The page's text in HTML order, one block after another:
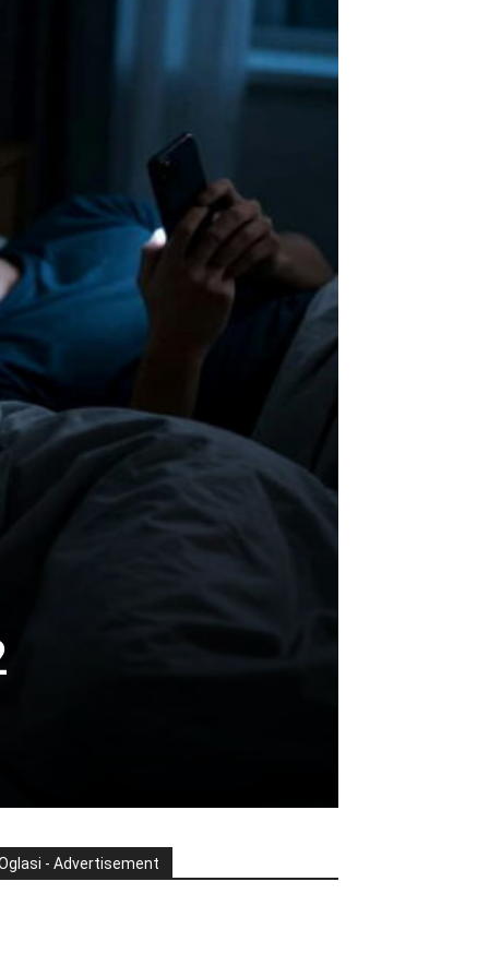
- Advertisement